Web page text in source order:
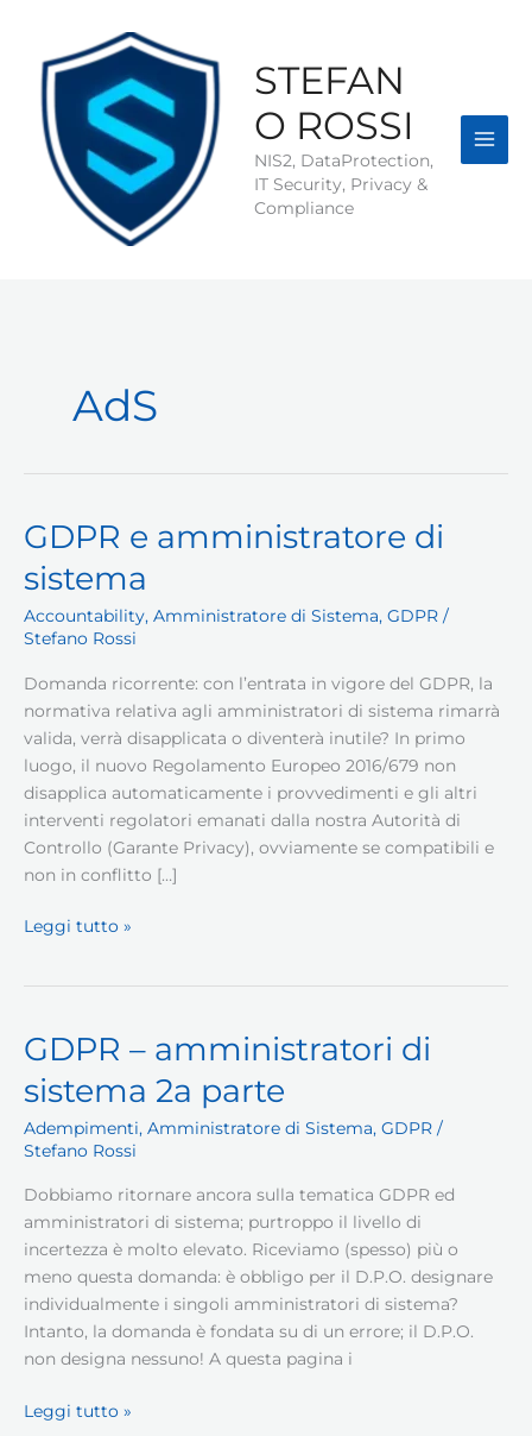
contenuto
STEFAN
O ROSSI
NIS2, DataProtection,
IT Security, Privacy &
Compliance
AdS
GDPR e amministratore di
sistema
Accountability, Amministratore di Sistema, GDPR /
Stefano Rossi
Domanda ricorrente: con l’entrata in vigore del GDPR, la
normativa relativa agli amministratori di sistema rimarrà
valida, verrà disapplicata o diventerà inutile? In primo
luogo, il nuovo Regolamento Europeo 2016/679 non
disapplica automaticamente i provvedimenti e gli altri
interventi regolatori emanati dalla nostra Autorità di
Controllo (Garante Privacy), ovviamente se compatibili e
non in conflitto […]
GDPR
sistema
Leggi tutto »
GDPR – amministratori di
sistema 2a parte
Adempimenti, Amministratore di Sistema, GDPR /
Stefano Rossi
Dobbiamo ritornare ancora sulla tematica GDPR ed
amministratori di sistema; purtroppo il livello di
incertezza è molto elevato. Riceviamo (spesso) più o
meno questa domanda: è obbligo per il D.P.O. designare
individualmente i singoli amministratori di sistema?
Intanto, la domanda è fondata su di un errore; il D.P.O.
non designa nessuno! A questa pagina i
GDPR
Leggi tutto »